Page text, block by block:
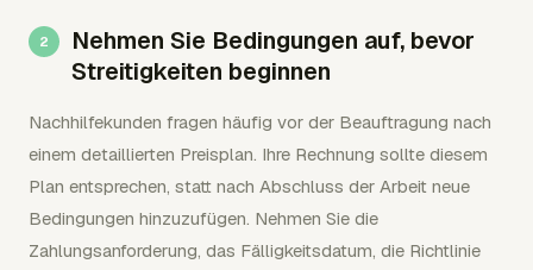
Nehmen Sie Bedingungen auf, bevor
Streitigkeiten beginnen
Nachhilfekunden fragen häufig vor der Beauftragung nach
einem detaillierten Preisplan. Ihre Rechnung sollte diesem
Plan entsprechen, statt nach Abschluss der Arbeit neue
Bedingungen hinzuzufügen. Nehmen Sie die
Zahlungsanforderung, das Fälligkeitsdatum, die Richtlinie